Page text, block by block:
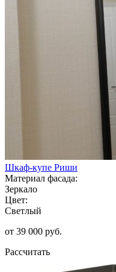
Шкаф-купе Риши
Материал фасада:
Зеркало
Цвет:
Светлый
от 39 000 руб.
Рассчитать